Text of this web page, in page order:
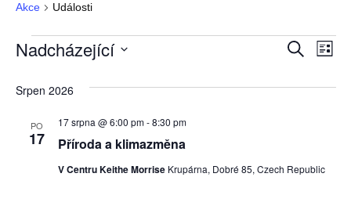
Akce Události
pro
a
Hledat
Nadcházející
datum.
Srpen 2026
PO
17 Příroda a klimazměna
17 srpna @ 6:00 pm-8:30 pm
V Centru Keithe Morrise Krupárna, Dobré 85, Czech Republic